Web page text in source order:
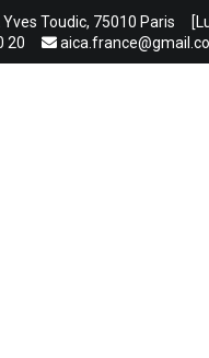
Toudic, 75010 Paris
20